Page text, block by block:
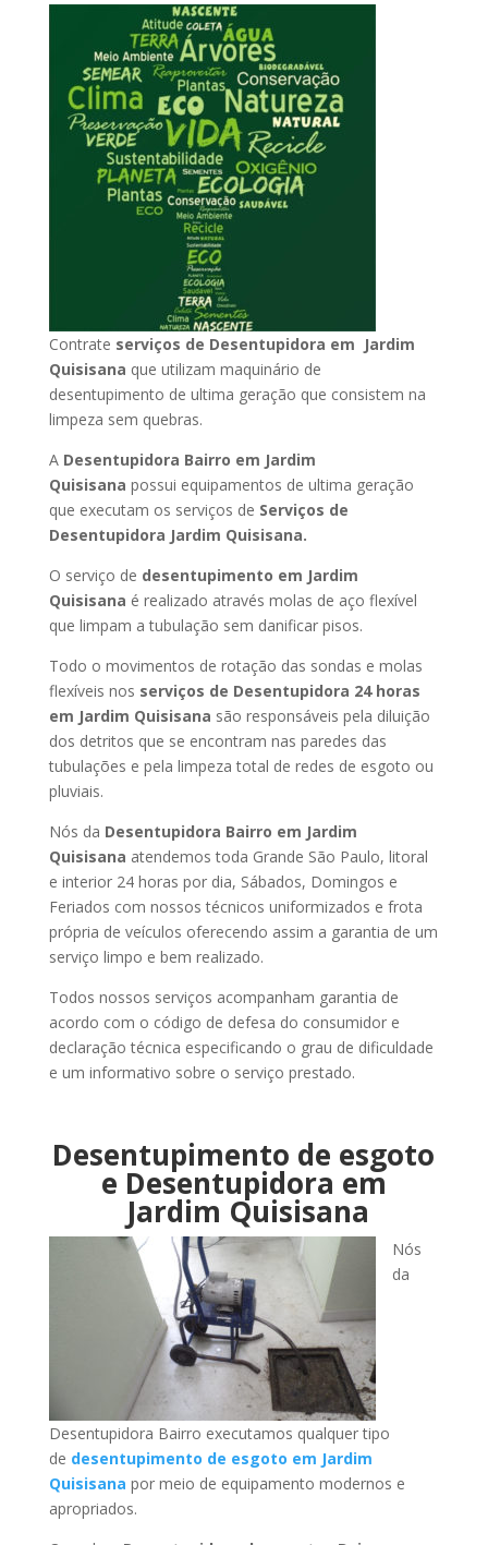
Contrate serviços de Desentupidora em Jardim
Quisisana que utilizam maquinário de
desentupimento de ultima geração que consistem na
limpeza sem quebras.
A Desentupidora Bairro em Jardim
Quisisana possui equipamentos de ultima geração
que executam os serviços de Serviços de
Desentupidora Jardim Quisisana.
O serviço de desentupimento em Jardim
Quisisana é realizado através molas de aço flexível
que limpam a tubulação sem danificar pisos.
Todo o movimentos de rotação das sondas e molas
flexíveis nos serviços de Desentupidora 24 horas
em Jardim Quisisana são responsáveis pela diluição
dos detritos que se encontram nas paredes das
tubulações e pela limpeza total de redes de esgoto ou
pluviais.
Nós da Desentupidora Bairro em Jardim
Quisisana atendemos toda Grande São Paulo, litoral
e interior 24 horas por dia, Sábados, Domingos e
Feriados com nossos técnicos uniformizados e frota
própria de veículos oferecendo assim a garantia de um
serviço limpo e bem realizado.
Todos nossos serviços acompanham garantia de
acordo com o código de defesa do consumidor e
declaração técnica especificando o grau de dificuldade
e um informativo sobre o serviço prestado.
Desentupimento de esgoto
e Desentupidora em
Jardim Quisisana
Nós
da
Desentupidora Bairro executamos qualquer tipo
de desentupimento de esgoto em Jardim
Quisisana por meio de equipamento modernos e
apropriados.